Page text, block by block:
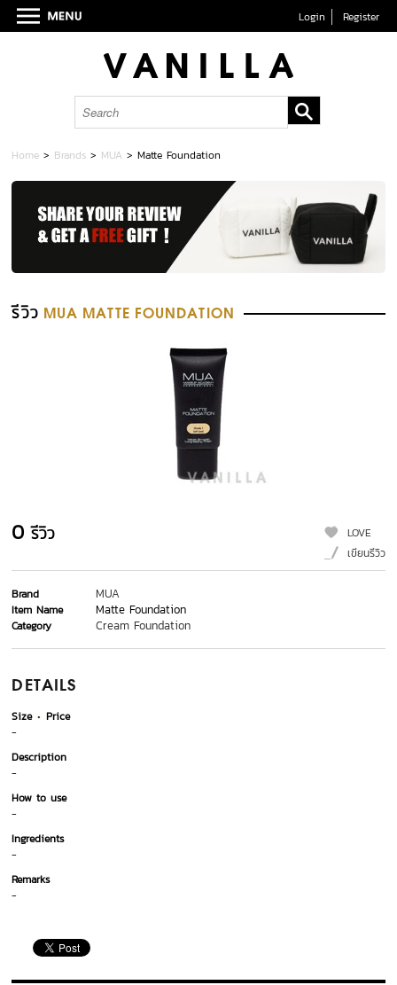
Login Register
Home > Brands > MUA >Matte Foundation
รีวิว MUA MATTE FOUNDATION
0 รีวิว
LOVE
เขียนรีวิว
Brand MUA
Item Name Matte Foundation
Category Cream Foundation
DETAILS
Size
Price
-
Description
-
How to use
-
Ingredients
-
Remarks
-